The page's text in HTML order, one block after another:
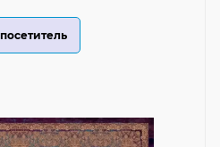
посетитель